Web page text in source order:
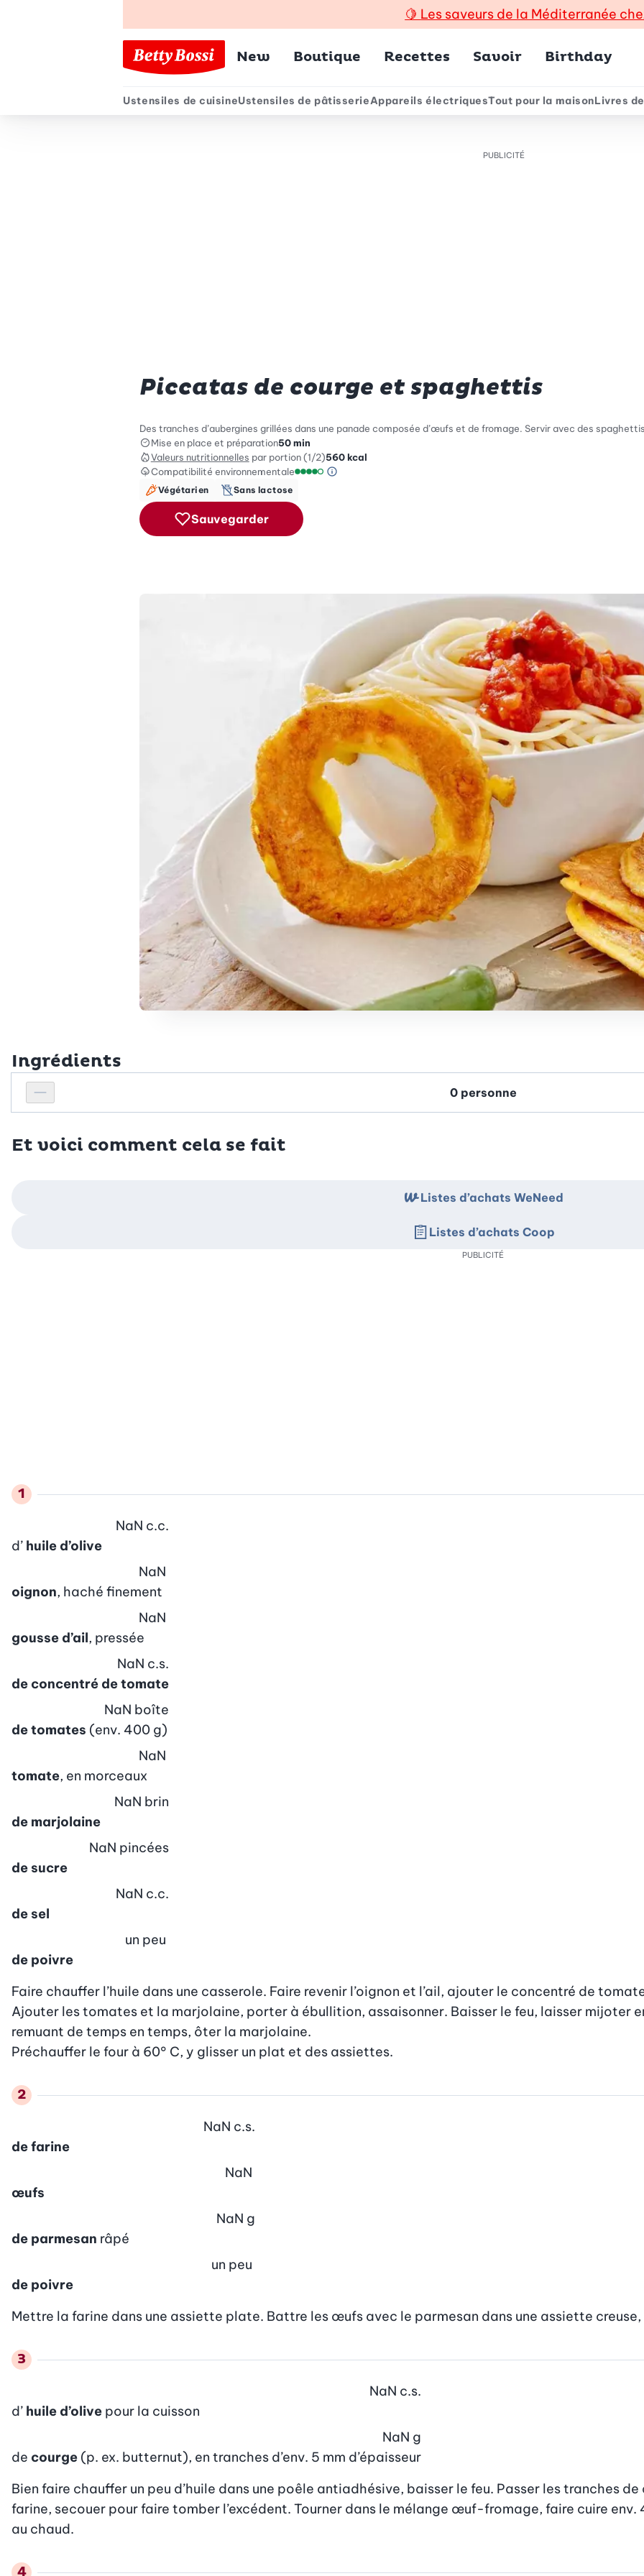
🍋 Les saveurs de la Méditerranée
Menu principal
New Boutique Recettes Savoir Birthday
Menu secondaire
Ustensiles de cuisineUstensiles de pâtisserieAppareils électriquesTout pour la maisonLivres
PUBLICITÉ
Piccatas de courge et spaghettis
Des tranches d’aubergines grillées dans une panade composée d’œufs et de fromage. Servir avec des
Mise en place et préparation50 min
Valeurs nutritionnelles par portion (1/2)560 kcal
Compatibilité environnementale
Information sur l’échelle Green Betty
Végétarien Sans lactose
Sauvegarder
Ingrédients
Réduire le nombre de personnes
Personnes
Et voici comment cela se fait
d’ huile d’olive
NaN c.c.
oignon, haché finement
NaN
gousse d’ail, pressée
NaN
de concentré de tomate
NaN c.s.
de tomates (env. 400 g)
NaN boîte
tomate, en morceaux
NaN
de marjolaine
NaN brin
de sucre
NaN pincées
de sel
NaN c.c.
de poivre
un peu
Faire chauffer l’huile dans une casserole. Faire revenir l’oignon et l’ail, ajouter le concentré de
Ajouter les tomates et la marjolaine, porter à ébullition, assaisonner. Baisser le feu, laisser mijoter
remuant de temps en temps, ôter la marjolaine.
Préchauffer le four à 60° C, y glisser un plat et des assiettes.
de farine
NaN c.s.
œufs
NaN
de parmesan râpé
NaN g
de poivre
un peu
Mettre la farine dans une assiette plate. Battre les œufs avec le parmesan dans une assiette
d’ huile d’olive pour la cuisson
NaN c.s.
de courge (p. ex. butternut), en tranches d’env. 5 mm d’épaisseur
NaN g
Bien faire chauffer un peu d’huile dans une poêle antiadhésive, baisser le feu. Passer les tranches
farine, secouer pour faire tomber l’excédent. Tourner dans le mélange œuf-fromage, faire cuire env.
au chaud.
Listes d’achats WeNeed
Listes d’achats Coop
PUBLICITÉ